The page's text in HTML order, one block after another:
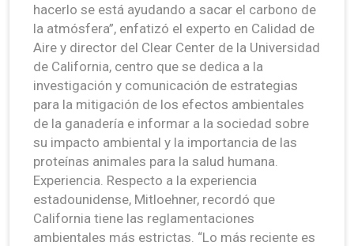
hacerlo se está ayudando a sacar el carbono de
la atmósfera”, enfatizó el experto en Calidad de
Aire y director del Clear Center de la Universidad
de California, centro que se dedica a la
investigación y comunicación de estrategias
para la mitigación de los efectos ambientales
de la ganadería e informar a la sociedad sobre
su impacto ambiental y la importancia de las
proteínas animales para la salud humana.
Experiencia. Respecto a la experiencia
estadounidense, Mitloehner, recordó que
California tiene las reglamentaciones
ambientales más estrictas. “Lo más reciente es